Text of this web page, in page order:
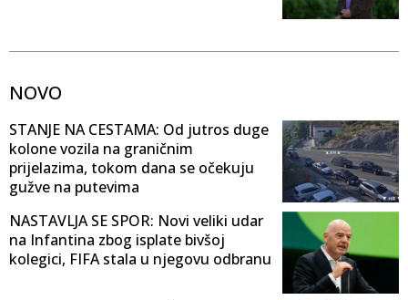
NOVO
STANJE NA CESTAMA: Od jutros duge
kolone vozila na graničnim
prijelazima, tokom dana se očekuju
gužve na putevima
NASTAVLJA SE SPOR: Novi veliki udar
na Infantina zbog isplate bivšoj
kolegici, FIFA stala u njegovu odbranu